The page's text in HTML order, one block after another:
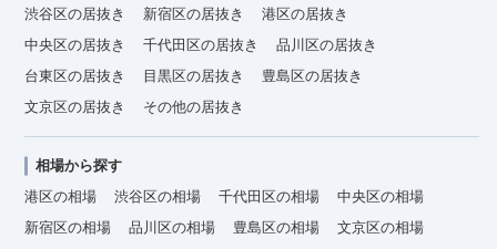
渋谷区の居抜き
新宿区の居抜き
港区の居抜き
中央区の居抜き
千代田区の居抜き
品川区の居抜き
台東区の居抜き
目黒区の居抜き
豊島区の居抜き
文京区の居抜き
その他の居抜き
相場から探す
港区の相場
渋谷区の相場 千代田区の相場
中央区の相場
新宿区の相場
品川区の相場 豊島区の相場
文京区の相場